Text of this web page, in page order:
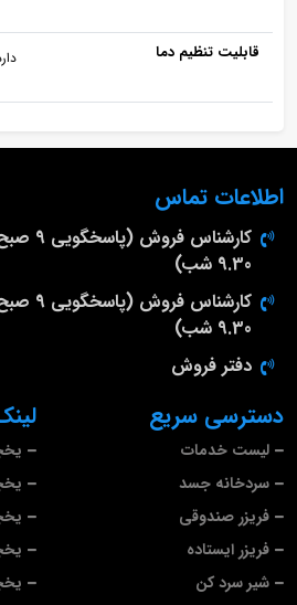
قابلیت تنظیم دما
دسترسی سریع
لیست خدمات
سردخانه جسد
فریزر صندوقی
فریزر ایستاده
شیر سرد کن
اطلاعات تماس
کارشناس فروش
9.30 شب)
کارشناس فروش
9.30 شب)
دفتر فروش